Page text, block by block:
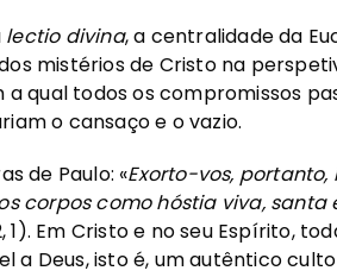
lectio divina, a centralidade da
mistérios de Cristo na
a qual todos os compromissos
o cansaço e o vazio.
de Paulo: «Exorto-vos, portanto,
corpos como hóstia viva,
1). Em Cristo e no seu Espírito,
Deus, isto é, um autêntico